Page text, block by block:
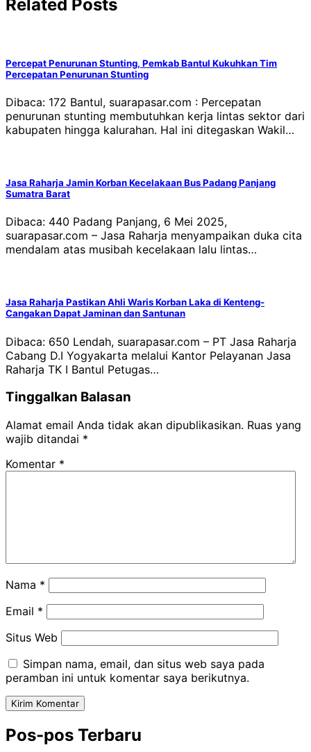
Related Posts
Percepat Penurunan Stunting, Pemkab Bantul Kukuhkan Tim
Percepatan Penurunan Stunting
Dibaca: 172 Bantul, suarapasar.com : Percepatan
penurunan stunting membutuhkan kerja lintas sektor dari
kabupaten hingga kalurahan. Hal ini ditegaskan Wakil…
Jasa Raharja Jamin Korban Kecelakaan Bus Padang Panjang
Sumatra Barat
Dibaca: 440 Padang Panjang, 6 Mei 2025,
suarapasar.com – Jasa Raharja menyampaikan duka cita
mendalam atas musibah kecelakaan lalu lintas…
Jasa Raharja Pastikan Ahli Waris Korban Laka di Kenteng-
Cangakan Dapat Jaminan dan Santunan
Dibaca: 650 Lendah, suarapasar.com – PT Jasa Raharja
Cabang D.I Yogyakarta melalui Kantor Pelayanan Jasa
Raharja TK I Bantul Petugas…
Tinggalkan Balasan
Alamat email Anda tidak akan dipublikasikan. Ruas yang
wajib ditandai *
Komentar *
Nama *
Email *
Situs Web
Simpan nama, email, dan situs web saya pada
peramban ini untuk komentar saya berikutnya.
Pos-pos Terbaru